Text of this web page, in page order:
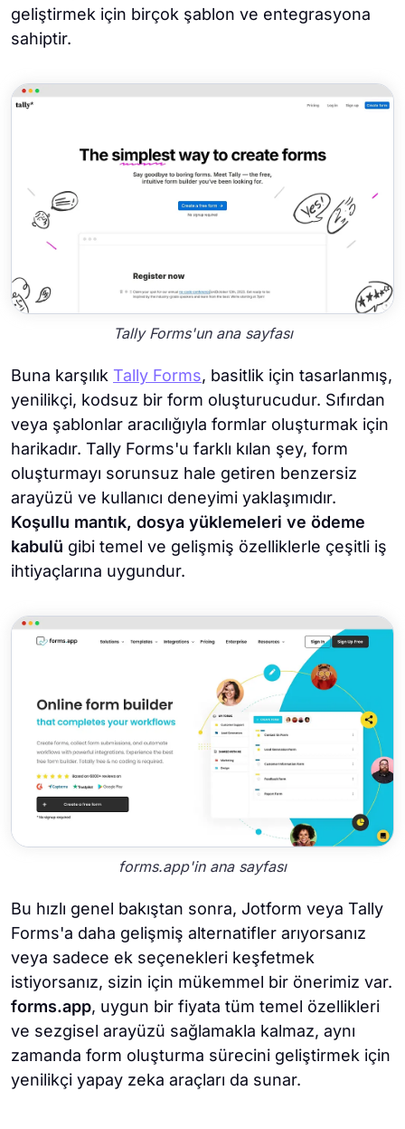
geliştirmek için birçok şablon ve entegrasyona
sahiptir.
Tally Forms'un ana sayfası
Buna karşılık Tally Forms, basitlik için tasarlanmış,
yenilikçi, kodsuz bir form oluşturucudur. Sıfırdan
veya şablonlar aracılığıyla formlar oluşturmak için
harikadır. Tally Forms'u farklı kılan şey, form
oluşturmayı sorunsuz hale getiren benzersiz
arayüzü ve kullanıcı deneyimi yaklaşımıdır.
Koşullu mantık, dosya yüklemeleri ve ödeme
kabulü gibi temel ve gelişmiş özelliklerle çeşitli iş
ihtiyaçlarına uygundur.
forms.app'in ana sayfası
Bu hızlı genel bakıştan sonra, Jotform veya Tally
Forms'a daha gelişmiş alternatifler arıyorsanız
veya sadece ek seçenekleri keşfetmek
istiyorsanız, sizin için mükemmel bir önerimiz var.
forms.app, uygun bir fiyata tüm temel özellikleri
ve sezgisel arayüzü sağlamakla kalmaz, aynı
zamanda form oluşturma sürecini geliştirmek için
yenilikçi yapay zeka araçları da sunar.